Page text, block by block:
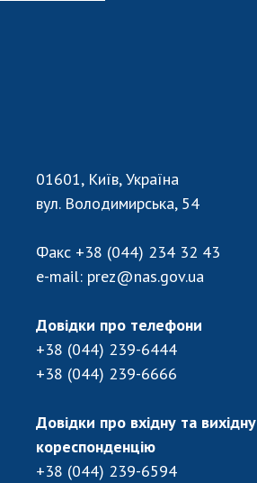
01601, Київ, Україна
вул. Володимирська, 54
Факс +38 (044) 234 32 43
e-mail: prez@nas.gov.ua
Довідки про телефони
+38 (044) 239-6444
+38 (044) 239-6666
Довідки про вхідну та вихідну
кореспонденцію
+38 (044) 239-6594